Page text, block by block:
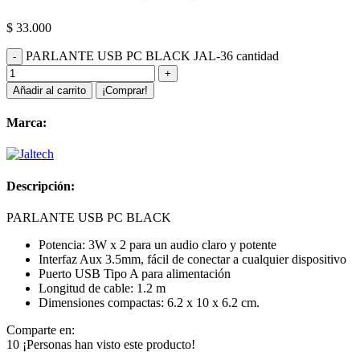
$ 33.000
PARLANTE USB PC BLACK JAL-36 cantidad
Añadir al carrito ¡Comprar!
Marca:
Descripción:
PARLANTE USB PC BLACK
Potencia: 3W x 2 para un audio claro y potente
Interfaz Aux 3.5mm, fácil de conectar a cualquier dispositivo
Puerto USB Tipo A para alimentación
Longitud de cable: 1.2 m
Dimensiones compactas: 6.2 x 10 x 6.2 cm.
Comparte en:
10 ¡Personas han visto este producto!